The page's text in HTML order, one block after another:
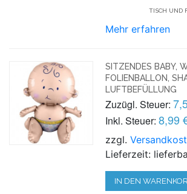
TISCH UND
Mehr erfahren
SITZENDES BABY,
FOLIENBALLON,
LUFTBEFÜLLUNG
Zuzügl. Steuer:
Inkl. Steuer: 8,99
zzgl.
Lieferzeit:
IN DEN